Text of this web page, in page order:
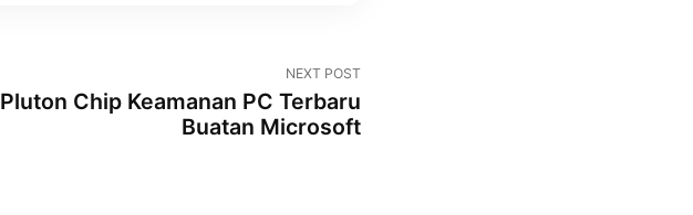
NEXT POST
Pluton Chip Keamanan PC Terbaru
Buatan Microsoft